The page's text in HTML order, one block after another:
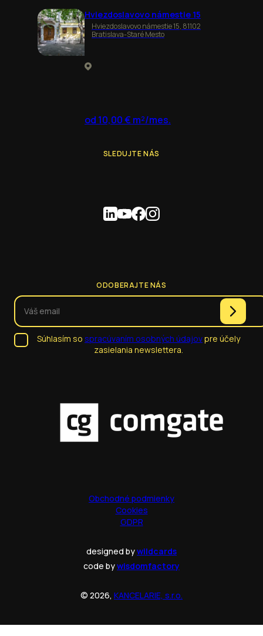
Hviezdoslavovo námestie 15
Hviezdoslavovo námestie 15, 81102
Bratislava-Staré Mesto
od 10,00 € m²/mes.
SLEDUJTE NÁS
ODOBERAJTE NÁS
Súhlasím so spracúvaním osobných údajovpre účely
zasielania newslettera.
Obchodné podmienky
Cookies
GDPR
designed bywildcards
code bywisdomfactory
© 2026, KANCELARIE, s.r.o.